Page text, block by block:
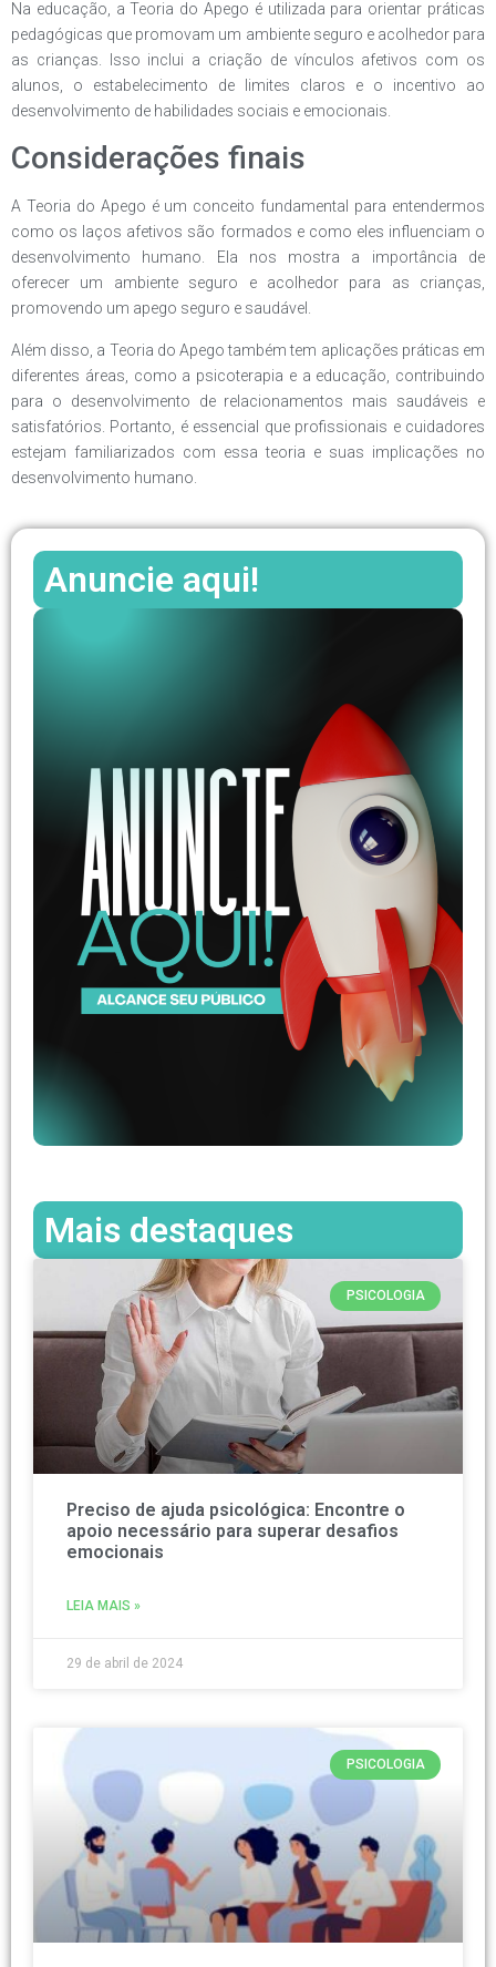
Na educação, a Teoria do Apego é utilizada para orientar práticas
pedagógicas que promovam um ambiente seguro e acolhedor para
as crianças. Isso inclui a criação de vínculos afetivos com os
alunos, o estabelecimento de limites claros e o incentivo ao
desenvolvimento de habilidades sociais e emocionais.
Considerações finais
A Teoria do Apego é um conceito fundamental para entendermos
como os laços afetivos são formados e como eles influenciam o
desenvolvimento humano. Ela nos mostra a importância de
oferecer um ambiente seguro e acolhedor para as crianças,
promovendo um apego seguro e saudável.
Além disso, a Teoria do Apego também tem aplicações práticas em
diferentes áreas, como a psicoterapia e a educação, contribuindo
para o desenvolvimento de relacionamentos mais saudáveis e
satisfatórios. Portanto, é essencial que profissionais e cuidadores
estejam familiarizados com essa teoria e suas implicações no
desenvolvimento humano.
Anuncie aqui!
Mais destaques
PSICOLOGIA
Preciso de ajuda psicológica: Encontre o
apoio necessário para superar desafios
emocionais
LEIA MAIS »
29 de abril de 2024
PSICOLOGIA